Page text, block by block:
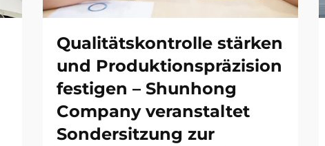
Qualitätskontrolle stärken
und Produktionspräzision
festigen – Shunhong
Company veranstaltet
Sondersitzung zur